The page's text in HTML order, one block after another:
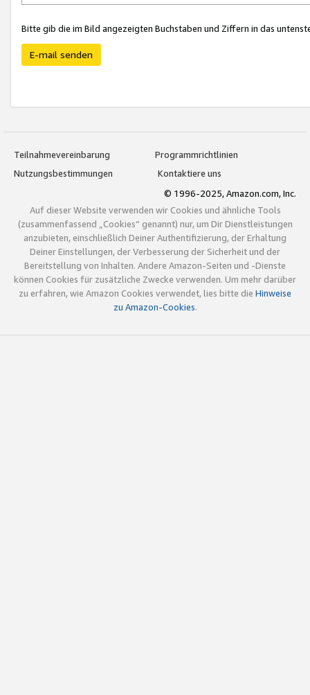
Bitte gib die im Bild angezeigten Buchstaben und Ziffern in das
E-mail senden
Teilnahmevereinbarung
Programmrichtlinien
Nutzungsbestimmungen
Kontaktiere uns
© 1996-2025, Amazon.com, Inc.
Auf dieser Website verwenden wir Cookies und ähnliche Tools
(zusammenfassend „Cookies“ genannt) nur, um Dir Dienstleistungen
anzubieten, einschließlich Deiner Authentifizierung, der Erhaltung
Deiner Einstellungen, der Verbesserung der Sicherheit und der
Bereitstellung von Inhalten. Andere Amazon-Seiten und -Dienste
können Cookies für zusätzliche Zwecke verwenden. Um mehr darüber
zu erfahren, wie Amazon Cookies verwendet, lies bitte die Hinweise
zu Amazon-Cookies.